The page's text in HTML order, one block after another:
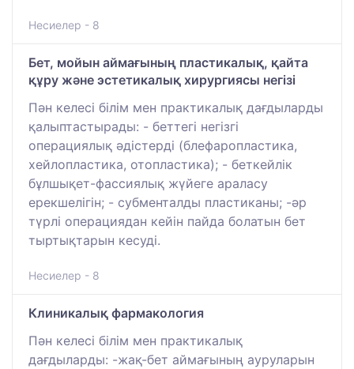
Несиелер - 8
Бет, мойын аймағының пластикалық, қайта
құру және эстетикалық хирургиясы негізі
Пән келесі білім мен практикалық дағдыларды
қалыптастырады: - беттегі негізгі
операциялық әдістерді (блефаропластика,
хейлопластика, отопластика); - беткейлік
бұлшықет-фассиялық жүйеге араласу
ерекшелігін; - субменталды пластиканы; -әр
түрлі операциядан кейін пайда болатын бет
тыртықтарын кесуді.
Несиелер - 8
Клиникалық фармакология
Пән келесі білім мен практикалық
дағдыларды: -жақ-бет аймағының ауруларын